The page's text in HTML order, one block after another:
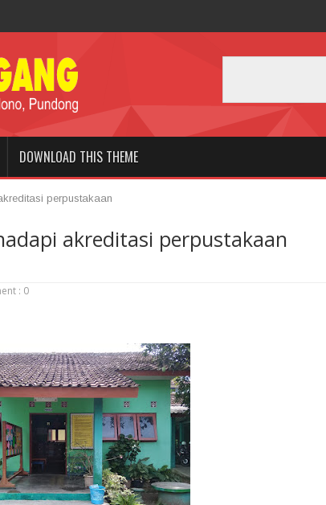
DOWNLOAD THIS THEME
perpustakaan
akreditasi perpustakaan
: 0